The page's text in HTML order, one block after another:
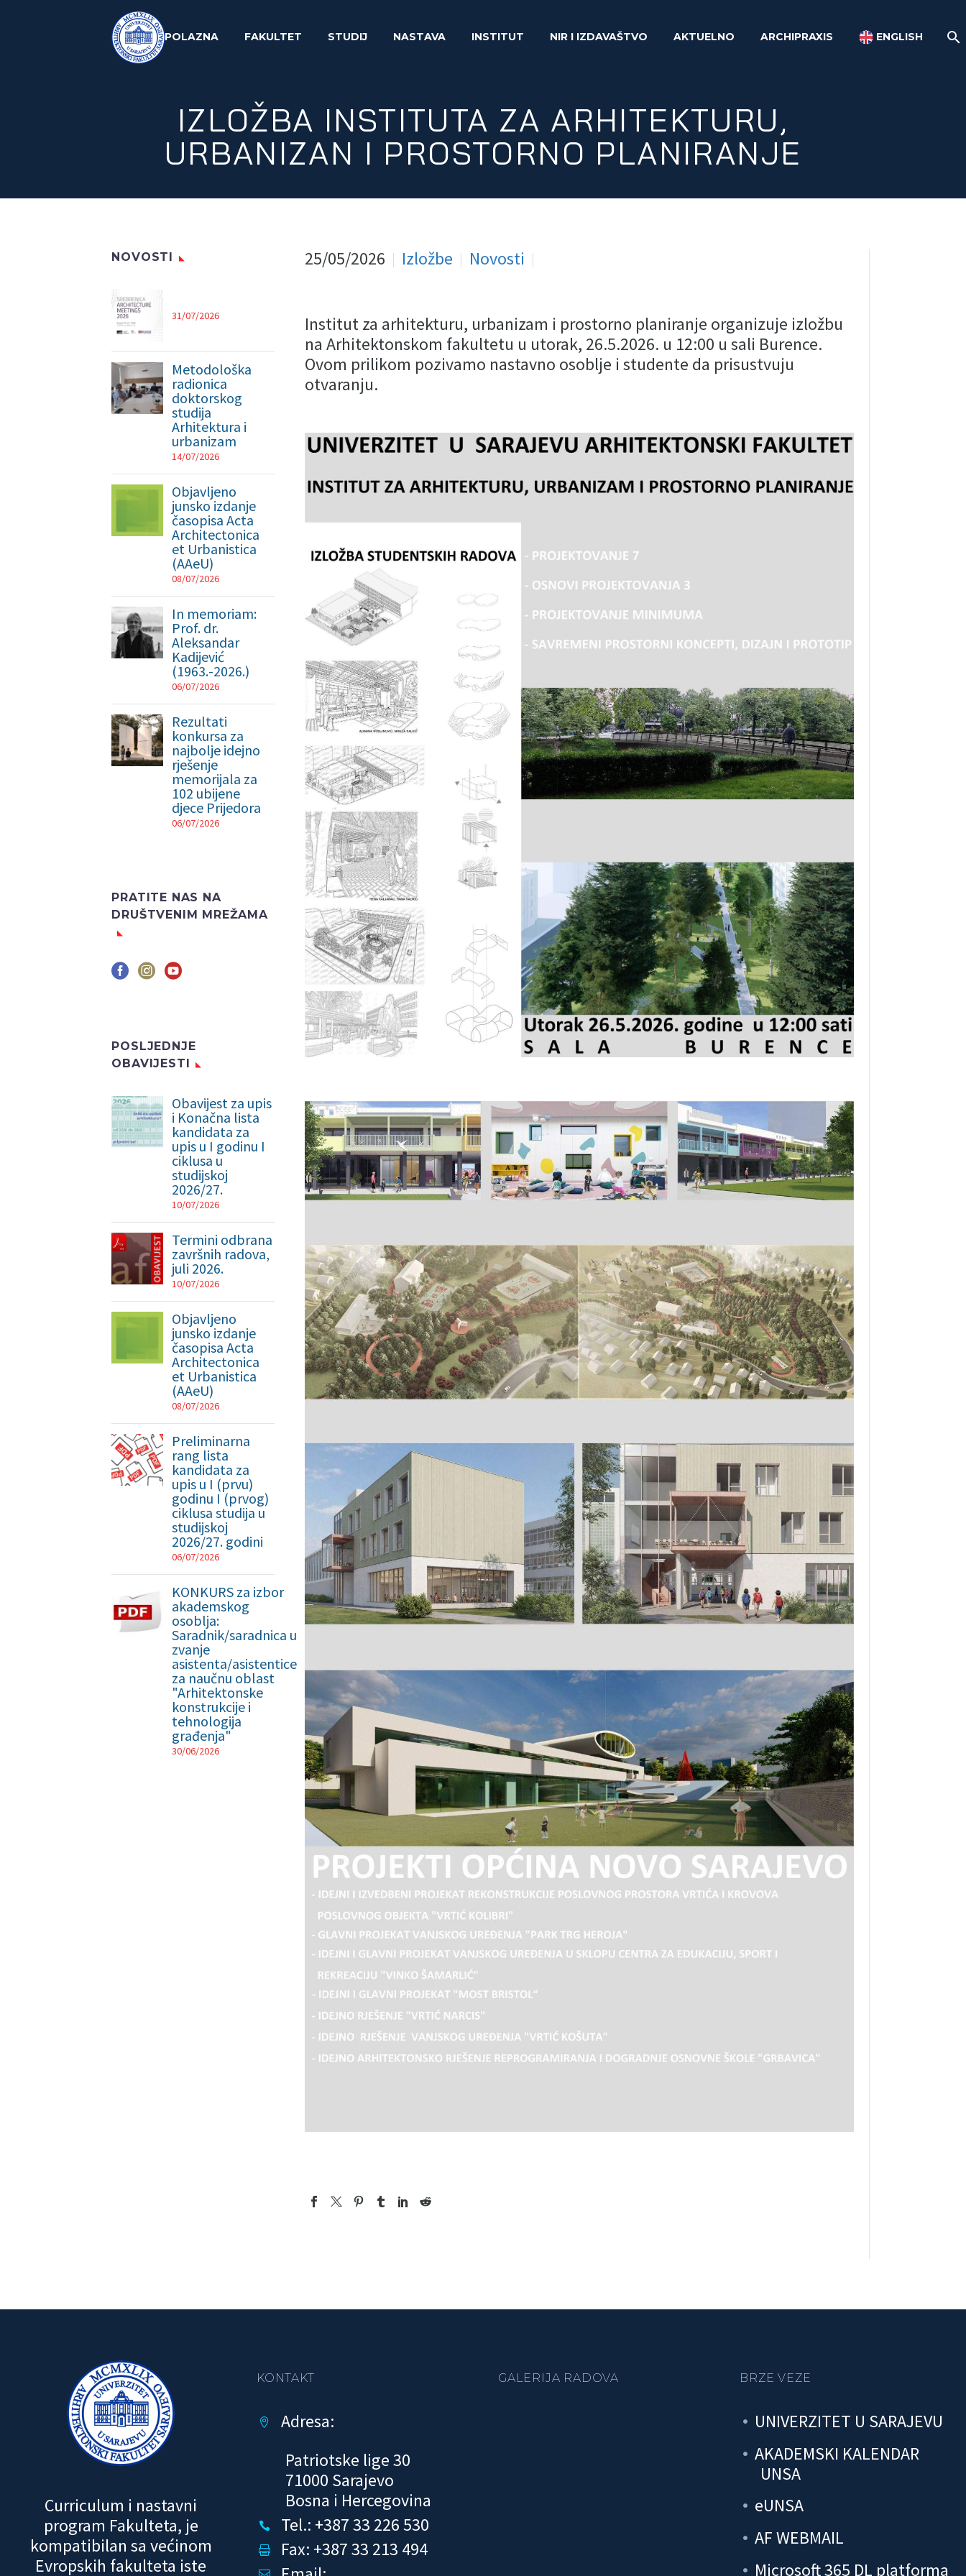
POLAZNA FAKULTET STUDIJ NASTAVA INSTITUT NIR I IZDAVAŠTVO AKTUELNO ARCHIPRAXIS ENGLISH
IZLOŽBA INSTITUTA ZA ARHITEKTURU,
URBANIZAN I PROSTORNO PLANIRANJE
25/05/2026 Izložbe Novosti
Institut za arhitekturu, urbanizam i prostorno planiranje organizuje izložbu
na Arhitektonskom fakultetu u utorak, 26.5.2026. u 12:00 u sali Burence.
Ovom prilikom pozivamo nastavno osoblje i studente da prisustvuju
otvaranju.
NOVOSTI
31/07/2026
Metodološka
radionica
doktorskog
studija
Arhitektura i
urbanizam
14/07/2026
Objavljeno
junsko izdanje
časopisa Acta
Architectonica
et Urbanistica
(AAeU)
08/07/2026
In memoriam:
Prof. dr.
Aleksandar
Kadijević
(1963.-2026.)
06/07/2026
Rezultati
konkursa za
najbolje idejno
rješenje
memorijala za
102 ubijene
djece Prijedora
06/07/2026
PRATITE NAS NA
DRUŠTVENIM MREŽAMA
POSLJEDNJE
OBAVIJESTI
Obavijest za upis
i Konačna lista
kandidata za
upis u I godinu I
ciklusa u
studijskoj
2026/27.
10/07/2026
Termini odbrana
završnih radova,
juli 2026.
10/07/2026
Objavljeno
junsko izdanje
časopisa Acta
Architectonica
et Urbanistica
(AAeU)
08/07/2026
Preliminarna
rang lista
kandidata za
upis u I (prvu)
godinu I (prvog)
ciklusa studija u
studijskoj
2026/27. godini
06/07/2026
KONKURS za izbor
akademskog
osoblja:
Saradnik/saradnica u
zvanje
asistenta/asistentice
za naučnu oblast
"Arhitektonske
konstrukcije i
tehnologija
građenja"
30/06/2026
Curriculum i nastavni
program Fakulteta, je
kompatibilan sa većinom
Evropskih fakulteta iste
KONTAKT


Adresa:
Patriotske lige 30
71000 Sarajevo
Bosna i Hercegovina

 Tel.: +387 33 226 530

 Fax: +387 33 213 494


GALERIJA RADOVA BRZE VEZE
UNIVERZITET U SARAJEVU
AKADEMSKI KALENDAR
UNSA
eUNSA
AF WEBMAIL
Microsoft 365 DL platforma